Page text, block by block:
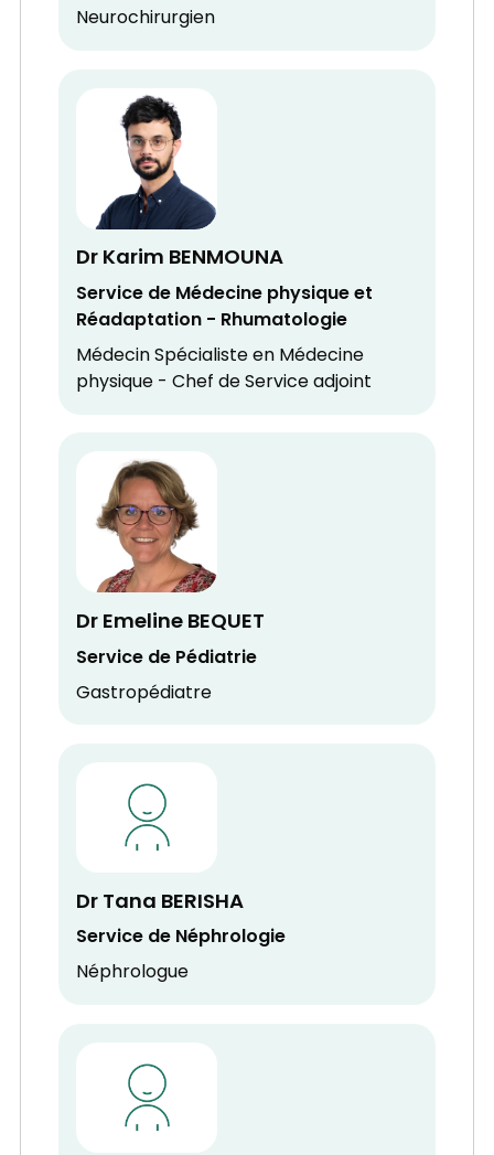
Neurochirurgien
Dr Karim BENMOUNA
Service de Médecine physique et
Réadaptation - Rhumatologie
Médecin Spécialiste en Médecine
physique - Chef de Service adjoint
Dr Emeline BEQUET
Service de Pédiatrie
Gastropédiatre
Dr Tana BERISHA
Service de Néphrologie
Néphrologue